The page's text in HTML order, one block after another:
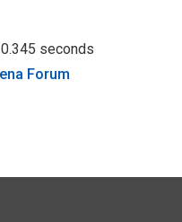
seconds
Forum